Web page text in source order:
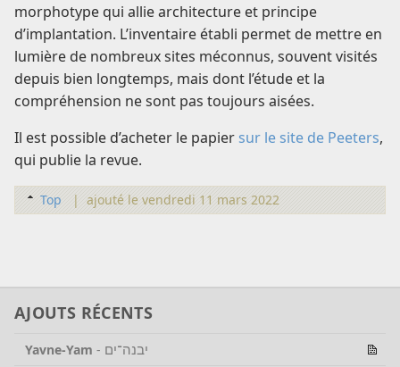
morphotype qui allie architecture et principe
d’implantation. L’inventaire établi permet de mettre en
lumière de nombreux sites méconnus, souvent visités
depuis bien longtemps, mais dont l’étude et la
compréhension ne sont pas toujours aisées.
Il est possible d’acheter le papier sur le site de Peeters,
qui publie la revue.
Top | ajouté le vendredi 11 mars 2022
AJOUTS RÉCENTS
Yavne-Yam - יבנה־ים